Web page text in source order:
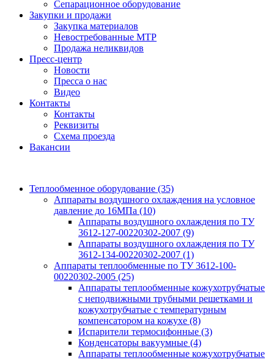
Сепарационное оборудование
Закупки и продажи
Закупка материалов
Невостребованные МТР
Продажа неликвидов
Пресс-центр
Новости
Пресса о нас
Видео
Контакты
Контакты
Реквизиты
Схема проезда
Вакансии
Теплообменное оборудование (35)
Аппараты воздушного охлаждения на условное
давление до 16МПа (10)
Аппараты воздушного охлаждения по ТУ
3612-127-00220302-2007 (9)
Аппараты воздушного охлаждения по ТУ
3612-134-00220302-2007 (1)
Аппараты теплообменные по ТУ 3612-100-
00220302-2005 (25)
Аппараты теплообменные кожухотрубчатые
с неподвижными трубными решетками и
кожухотрубчатые с температурным
компенсатором на кожухе (8)
Испарители термосифонные (3)
Конденсаторы вакуумные (4)
Аппараты теплообменные кожухотрубчатые